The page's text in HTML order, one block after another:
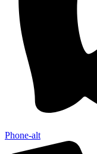
Phone-alt